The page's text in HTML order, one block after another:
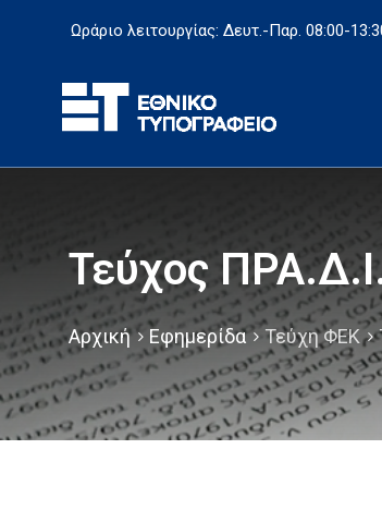
Ωράριο λειτουργίας: Δευτ.-Παρ. 08:00-
Τεύχος
Αρχική Εφημερίδα Τεύχη ΦΕΚ